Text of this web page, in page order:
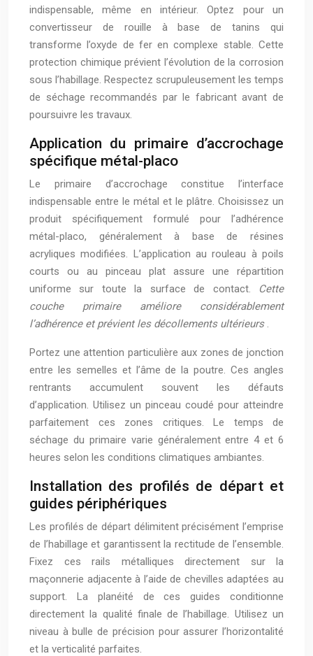
indispensable, même en intérieur. Optez pour un
convertisseur de rouille à base de tanins qui
transforme l’oxyde de fer en complexe stable. Cette
protection chimique prévient l’évolution de la corrosion
sous l’habillage. Respectez scrupuleusement les temps
de séchage recommandés par le fabricant avant de
poursuivre les travaux.
Application du primaire d’accrochage
spécifique métal-placo
Le primaire d’accrochage constitue l’interface
indispensable entre le métal et le plâtre. Choisissez un
produit spécifiquement formulé pour l’adhérence
métal-placo, généralement à base de résines
acryliques modifiées. L’application au rouleau à poils
courts ou au pinceau plat assure une répartition
uniforme sur toute la surface de contact.
Cette
couche primaire améliore considérablement
l’adhérence et prévient les décollements ultérieurs
Portez une attention particulière aux zones de jonction
entre les semelles et l’âme de la poutre. Ces angles
rentrants accumulent souvent les défauts
d’application. Utilisez un pinceau coudé pour atteindre
parfaitement ces zones critiques. Le temps de
séchage du primaire varie généralement entre 4 et 6
heures selon les conditions climatiques ambiantes.
Installation des profilés de départ et
guides périphériques
Les profilés de départ délimitent précisément l’emprise
de l’habillage et garantissent la rectitude de l’ensemble.
Fixez ces rails métalliques directement sur la
maçonnerie adjacente à l’aide de chevilles adaptées au
support. La planéité de ces guides conditionne
directement la qualité finale de l’habillage. Utilisez un
niveau à bulle de précision pour assurer l’horizontalité
et la verticalité parfaites.